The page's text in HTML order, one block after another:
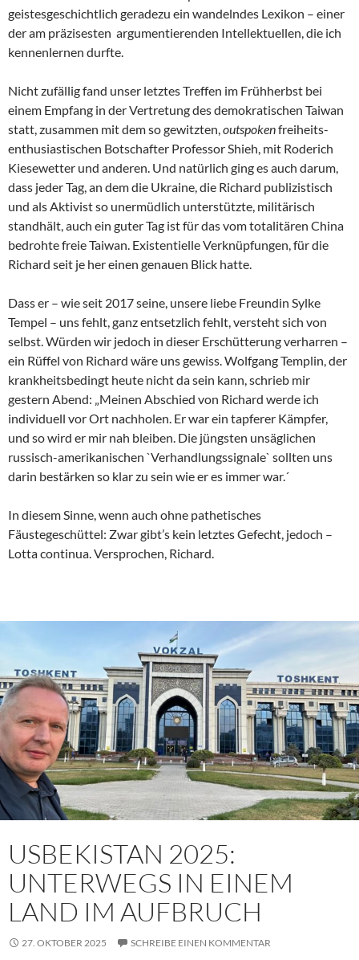
geistesgeschichtlich geradezu ein wandelndes Lexikon – einer
der am präzisesten argumentierenden Intellektuellen, die ich
kennenlernen durfte.
Nicht zufällig fand unser letztes Treffen im Frühherbst bei
einem Empfang in der Vertretung des demokratischen Taiwan
statt, zusammen mit dem so gewitzten,outspokenfreiheits-
enthusiastischen Botschafter Professor Shieh, mit Roderich
Kiesewetter und anderen. Und natürlich ging es auch darum,
dass jeder Tag, an dem die Ukraine, die Richard publizistisch
und als Aktivist so unermüdlich unterstützte, militärisch
standhält, auch ein guter Tag ist für das vom totalitären China
bedrohte freie Taiwan. Existentielle Verknüpfungen, für die
Richard seit je her einen genauen Blick hatte.
Dass er – wie seit 2017 seine, unsere liebe Freundin Sylke
Tempel – uns fehlt, ganz entsetzlich fehlt, versteht sich von
selbst. Würden wir jedoch in dieser Erschütterung verharren –
ein Rüffel von Richard wäre uns gewiss. Wolfgang Templin, der
krankheitsbedingt heute nicht da sein kann, schrieb mir
gestern Abend: „Meinen Abschied von Richard werde ich
individuell vor Ort nachholen. Er war ein tapferer Kämpfer,
und so wird er mir nah bleiben. Die jüngsten unsäglichen
russisch-amerikanischen `Verhandlungssignale` sollten uns
darin bestärken so klar zu sein wie er es immer war.´
In diesem Sinne, wenn auch ohne pathetisches
Fäustegeschüttel: Zwar gibt’s kein letztes Gefecht, jedoch –
Lotta continua. Versprochen, Richard.
USBEKISTAN 2025:
UNTERWEGS IN EINEM
LAND IM AUFBRUCH
27. OKTOBER 2025 SCHREIBE EINEN KOMMENTAR